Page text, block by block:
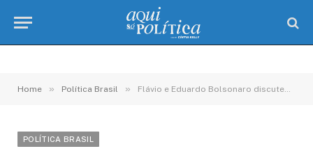
Home » Política Brasil » Flávio e Eduardo Bolsonaro discutem estratégias para eleições de 2026 nos EUA
POLÍTICA BRASIL